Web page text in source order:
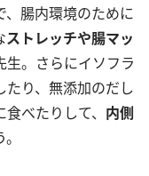
、腸内環境のために
ストレッチや腸マッ
。さらにイソフラ
り、無添加のだし
べたりして、 内側